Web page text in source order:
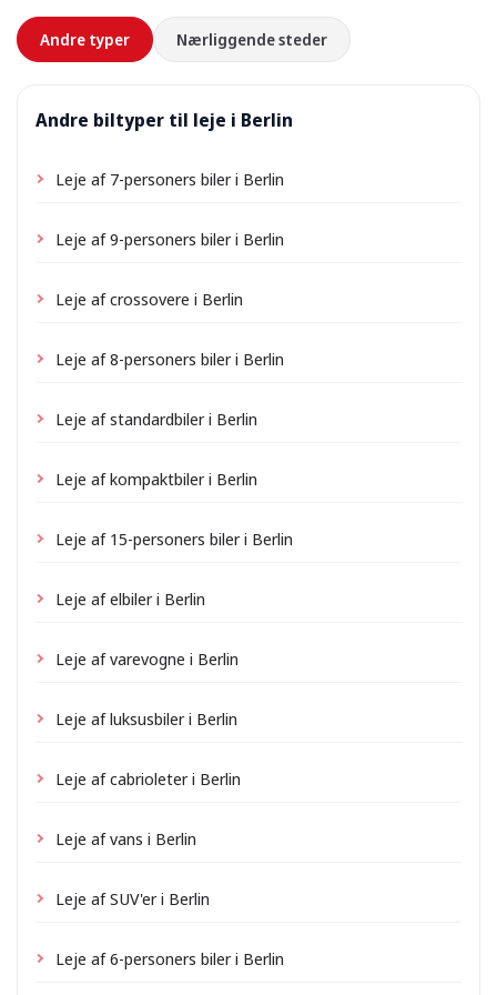
forhånd.
Andre typer Nærliggende steder
Andre biltyper til leje i Berlin
Leje af 7-personers biler i Berlin
Leje af 9-personers biler i Berlin
Leje af crossovere i Berlin
Leje af 8-personers biler i Berlin
Leje af standardbiler i Berlin
Leje af kompaktbiler i Berlin
Leje af 15-personers biler i Berlin
Leje af elbiler i Berlin
Leje af varevogne i Berlin
Leje af luksusbiler i Berlin
Leje af cabrioleter i Berlin
Leje af vans i Berlin
Leje af SUV'er i Berlin
Leje af 6-personers biler i Berlin